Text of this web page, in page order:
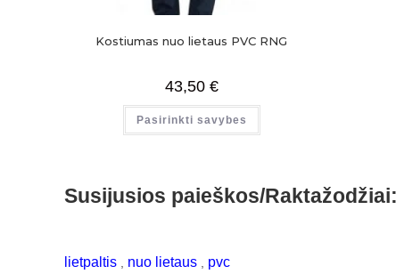
Kostiumas nuo lietaus PVC RNG
43,50 €
Pasirinkti savybes
Susijusios paieškos/Raktažodžiai:
lietpaltis nuo lietaus pvc